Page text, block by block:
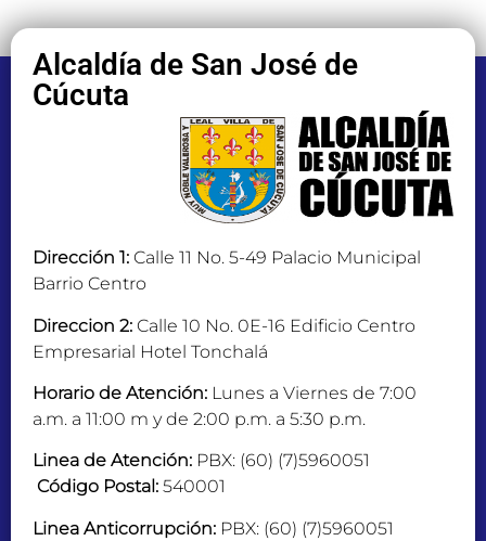
Alcaldía de San José de
Cúcuta
Dirección 1: Calle 11 No. 5-49 Palacio Municipal
Barrio Centro
Direccion 2: Calle 10 No. 0E-16 Edificio Centro
Empresarial Hotel Tonchalá
Horario de Atención: Lunes a Viernes de 7:00
a.m. a 11:00 m y de 2:00 p.m. a 5:30 p.m.
Linea de Atención: PBX: (60) (7)5960051
Código Postal: 540001
Linea Anticorrupción: PBX: (60) (7)5960051